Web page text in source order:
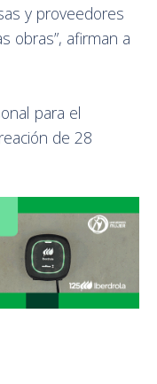
y proveedores
obras”, afirman a
para el
de 28